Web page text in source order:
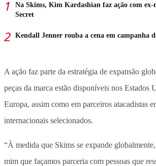
Na Skims, Kim Kardashian faz ação com ex-
Secret
Kendall Jenner rouba a cena em campanha
A ação faz parte da estratégia de expansão
peças da marca estão disponíveis nos Estados
Europa, assim como em parceiros atacadistas
internacionais selecionados.
“À medida que Skims se expande
mim que façamos parceria com pessoas que